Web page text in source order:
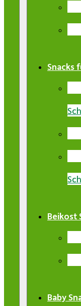
Snacks
Beikost
Baby